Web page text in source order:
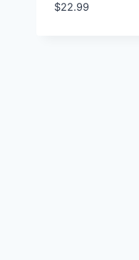
$22.99